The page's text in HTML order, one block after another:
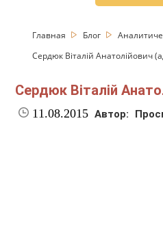
Главная Блог
Сердюк Віталій Анатолійович
Сердюк Віталій
11.08.2015 Автор: